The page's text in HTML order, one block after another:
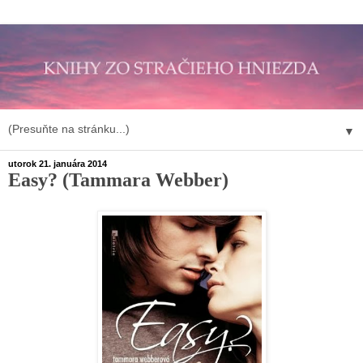
▼
utorok 21. januára 2014
Easy? (Tammara Webber)